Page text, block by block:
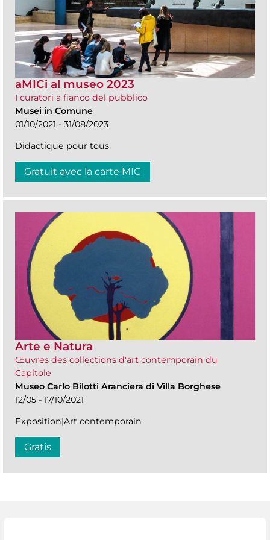
aMICi al museo 2023
I curatori a fianco del pubblico
Musei in Comune
01/10/2021 - 31/08/2023
Didactique pour tous
Gratuit avec la carte MIC
Arte e Natura
Œuvres des collections d'art contemporain du
Capitole
Museo Carlo Bilotti Aranciera di Villa Borghese
12/05 - 17/10/2021
Exposition|Art contemporain
Gratis